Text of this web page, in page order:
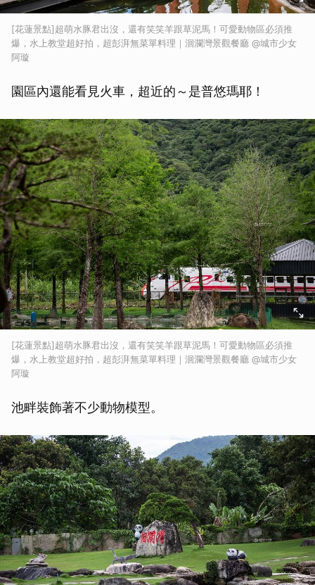
[花蓮景點]超萌水豚君出沒，還有笑笑羊跟草泥馬！可愛動物區必須推
爆，水上教堂超好拍，超彭湃無菜單料理｜洄瀾灣景觀餐廳 @城市少女
阿璇
園區內還能看見火車，超近的～是普悠瑪耶！
[花蓮景點]超萌水豚君出沒，還有笑笑羊跟草泥馬！可愛動物區必須推
爆，水上教堂超好拍，超彭湃無菜單料理｜洄瀾灣景觀餐廳 @城市少女
阿璇
池畔裝飾著不少動物模型。